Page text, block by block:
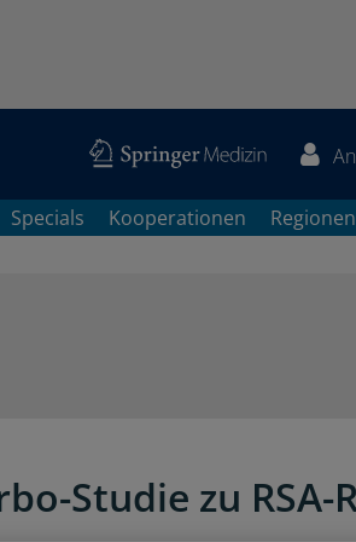
Specials Kooperationen Regionen
Studie zu RSA-